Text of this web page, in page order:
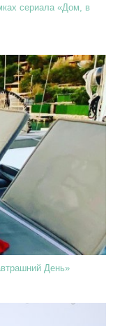
сериала «Дом, в
День»